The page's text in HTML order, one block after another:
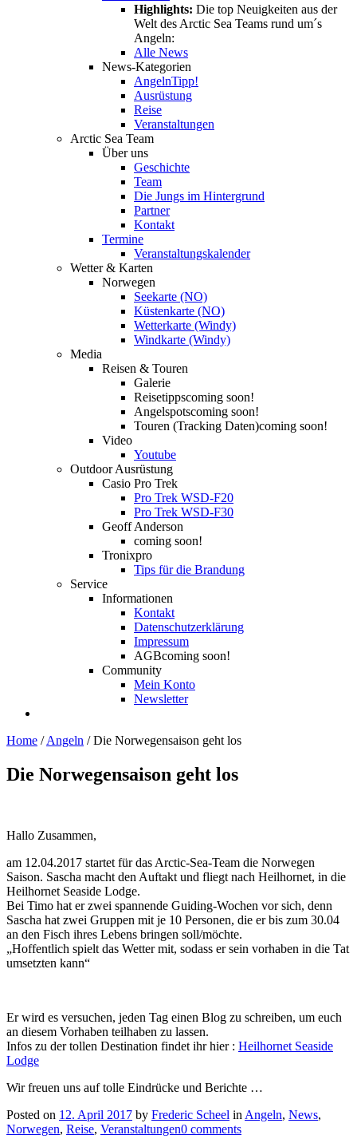
Highlights: Die top Neuigkeiten aus der
Welt des Arctic Sea Teams rund um´s
Angeln:
Alle News
News-Kategorien
AngelnTipp!
Ausrüstung
Reise
Veranstaltungen
Arctic Sea Team
Über uns
Geschichte
Team
Die Jungs im Hintergrund
Partner
Kontakt
Termine
Veranstaltungskalender
Wetter & Karten
Norwegen
Seekarte (NO)
Küstenkarte (NO)
Wetterkarte (Windy)
Windkarte (Windy)
Media
Reisen & Touren
Galerie
Reisetippscoming soon!
Angelspotscoming soon!
Touren (Tracking Daten)coming soon!
Video
Youtube
Outdoor Ausrüstung
Casio Pro Trek
Pro Trek WSD-F20
Pro Trek WSD-F30
Geoff Anderson
coming soon!
Tronixpro
Tips für die Brandung
Service
Informationen
Kontakt
Datenschutzerklärung
Impressum
AGBcoming soon!
Community
Mein Konto
Newsletter
Home /Angeln /Die Norwegensaison geht los
Die Norwegensaison geht los
Hallo Zusammen,
am 12.04.2017 startet für das Arctic-Sea-Team die Norwegen
Saison. Sascha macht den Auftakt und fliegt nach Heilhornet, in die
Heilhornet Seaside Lodge.
Bei Timo hat er zwei spannende Guiding-Wochen vor sich, denn
Sascha hat zwei Gruppen mit je 10 Personen, die er bis zum 30.04
an den Fisch ihres Lebens bringen soll/möchte.
„Hoffentlich spielt das Wetter mit, sodass er sein vorhaben in die Tat
umsetzten kann“
Er wird es versuchen, jeden Tag einen Blog zu schreiben, um euch
an diesem Vorhaben teilhaben zu lassen.
Infos zu der tollen Destination findet ihr hier : Heilhornet Seaside
Lodge
Wir freuen uns auf tolle Eindrücke und Berichte …
Posted on 12. April 2017 by Frederic Scheel in Angeln, News,
Norwegen, Reise, Veranstaltungen0 comments